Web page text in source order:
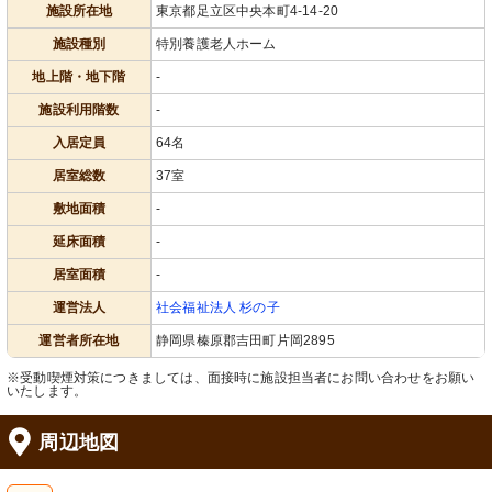
施設所在地 東京都足立区中央本町4-14-20
施設種別 特別養護老人ホーム
地上階・地下階 -
施設利用階数 -
入居定員 64名
居室総数 37室
敷地面積 -
延床面積 -
居室面積 -
運営法人 社会福祉法人 杉の子
運営者所在地 静岡県榛原郡吉田町片岡2895
※受動喫煙対策につきましては、面接時に施設担当者にお問い合わせをお願い
いたします。
周辺地図